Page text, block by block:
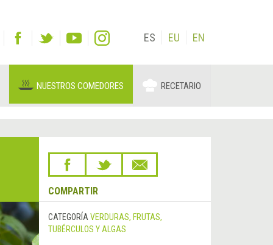
ES EU EN
NUESTROS COMEDORES RECETARIO
COMPARTIR
CATEGORÍA VERDURAS, FRUTAS,
TUBÉRCULOS Y ALGAS